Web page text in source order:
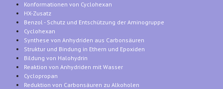
Konformationen von Cyclohexan
HX-Zusatz
Benzol - Schutz und Entschützung der Aminogruppe
Cyclohexan
Synthese von Anhydriden aus Carbonsäuren
Struktur und Bindung in Ethern und Epoxiden
Bildung von Halohydrin
Reaktion von Anhydriden mit Wasser
Cyclopropan
Reduktion von Carbonsäuren zu Alkoholen